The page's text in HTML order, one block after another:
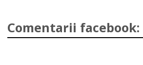
Comentarii facebook: